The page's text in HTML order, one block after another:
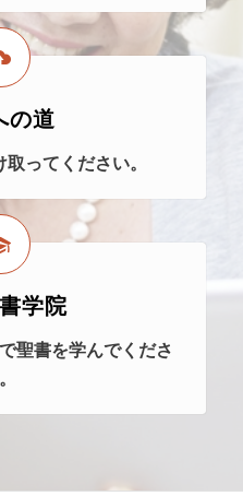
の道
ってください。
学院
聖書を学んでくださ